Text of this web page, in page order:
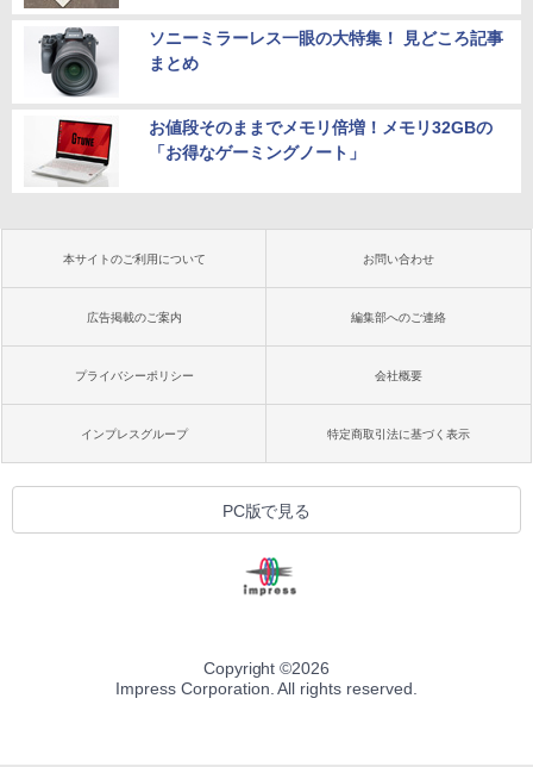
ソニーミラーレス一眼の大特集！ 見どころ記事
まとめ
お値段そのままでメモリ倍増！メモリ32GBの
「お得なゲーミングノート」
本サイトのご利用について お問い合わせ
広告掲載のご案内 編集部へのご連絡
プライバシーポリシー 会社概要
インプレスグループ 特定商取引法に基づく表示
PC版で見る
Copyright ©2026
Impress Corporation. All rights reserved.